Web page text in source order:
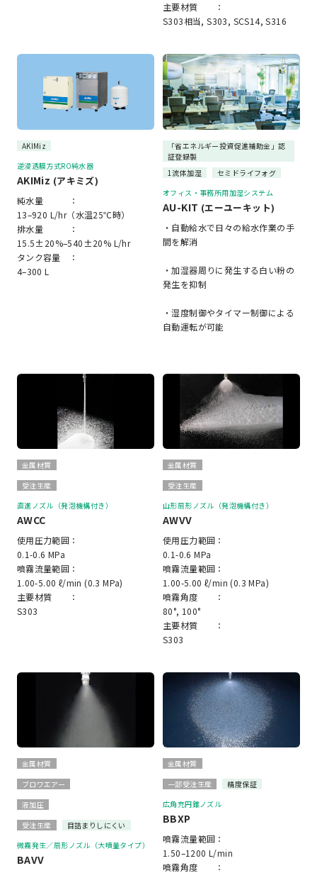
主要材質 ：
S303相当, S303, SCS14, S316
AKIMiz
逆浸透膜方式RO純水器
AKIMiz (アキミズ)
純水量 ：
13–920 L/hr（水温25℃時）
排水量 ：
15.5±20%–540±20% L/hr
タンク容量 ：
4–300 L
「省エネルギー投資促進補助金」認
証登録製
1流体加湿
セミドライフォグ
オフィス・事務所用加湿システム
AU-KIT (エーユーキット)
・自動給水で日々の給水作業の手
間を解消
・加湿器周りに発生する白い粉の
発生を抑制
・湿度制御やタイマー制御による
自動運転が可能
金属材質
受注生産
直進ノズル（発泡機構付き）
AWCC
使用圧力範囲：
0.1-0.6 MPa
噴霧流量範囲：
1.00-5.00 ℓ/min (0.3 MPa)
主要材質 ：
S303
金属材質
受注生産
山形扇形ノズル（発泡機構付き）
AWVV
使用圧力範囲：
0.1-0.6 MPa
噴霧流量範囲：
1.00-5.00 ℓ/min (0.3 MPa)
噴霧角度 ：
80°, 100°
主要材質 ：
S303
金属材質
ブロワエアー
液加圧
受注生産
目詰まりしにくい
微霧発生／扇形ノズル（大噴量タイプ）
BAVV
金属材質
一部受注生産
精度保証
広角充円錐ノズル
BBXP
噴霧流量範囲：
1.50–1200 L/min
噴霧角度 ：